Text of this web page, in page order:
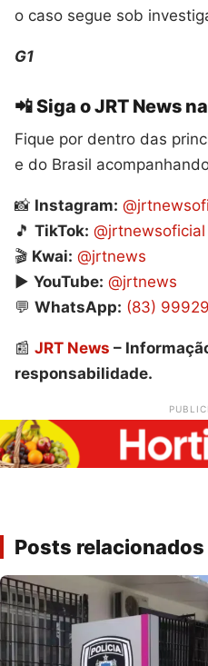
o caso segue sob
G1
📲 Siga o JRT News
Fique por dentro das
e do Brasil
📸 Instagram:
🎵 TikTok: @jrtnewsoficial
🎬 Kwai: @jrtnews
▶️ YouTube: @jrtnews
💬 WhatsApp: (83)
📰 JRT News –
responsabilidade.
Posts relacionados